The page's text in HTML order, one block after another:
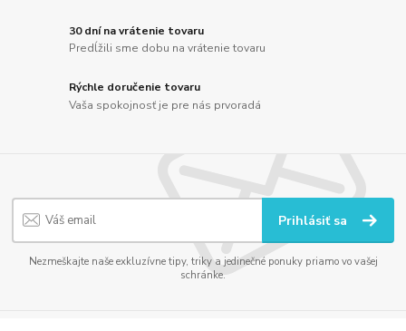
30 dní na vrátenie tovaru
Predĺžili sme dobu na vrátenie tovaru
Rýchle doručenie tovaru
Vaša spokojnosť je pre nás prvoradá
Prihlásiť sa
Nezmeškajte naše exkluzívne tipy, triky a jedinečné ponuky priamo vo vašej
schránke.